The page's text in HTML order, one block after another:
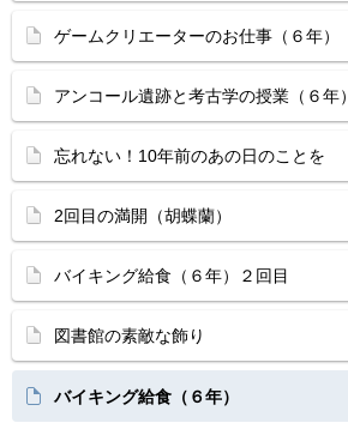
ゲームクリエーターのお仕事（６年）
アンコール遺跡と考古学の授業（６年）
忘れない！10年前のあの日のことを
2回目の満開（胡蝶蘭）
バイキング給食（６年）２回目
図書館の素敵な飾り
バイキング給食（６年）